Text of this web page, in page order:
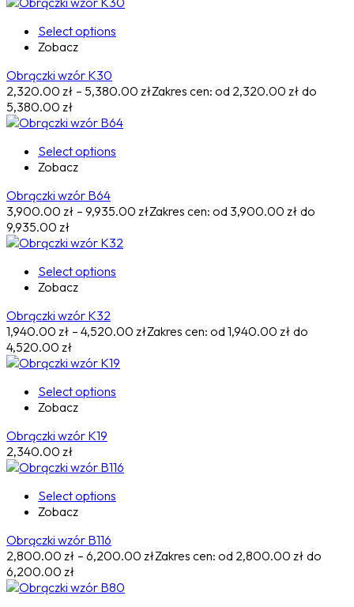
Select options
Zobacz
Obrączki wzór K30
2,320.00 zł – 5,380.00 złZakres cen: od 2,320.00 zł do
5,380.00 zł
Select options
Zobacz
Obrączki wzór B64
3,900.00 zł – 9,935.00 złZakres cen: od 3,900.00 zł do
9,935.00 zł
Select options
Zobacz
Obrączki wzór K32
1,940.00 zł – 4,520.00 złZakres cen: od 1,940.00 zł do
4,520.00 zł
Select options
Zobacz
Obrączki wzór K19
2,340.00 zł
Select options
Zobacz
Obrączki wzór B116
2,800.00 zł – 6,200.00 złZakres cen: od 2,800.00 zł do
6,200.00 zł